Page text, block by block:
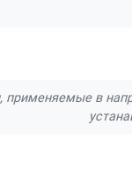
применяемые в